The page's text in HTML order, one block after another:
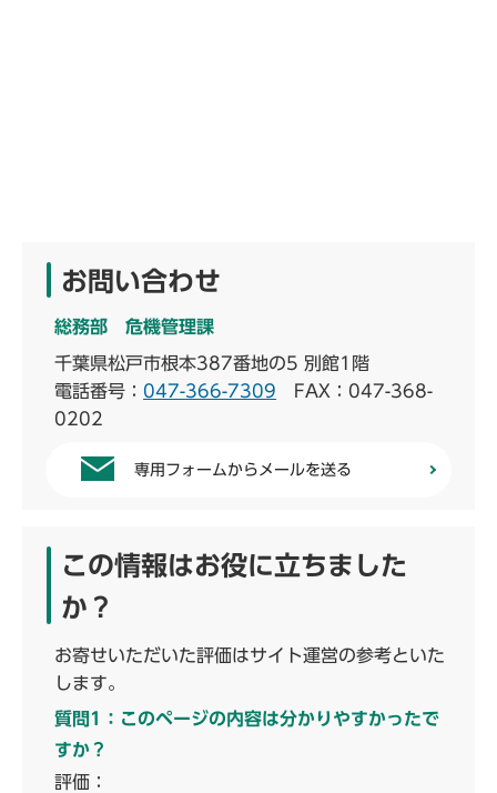
お問い合わせ
総務部 危機管理課
千葉県松戸市根本387番地の5 別館1階
電話番号： 047-366-7309 FAX：047-368-
0202
専用フォームからメールを送る
この情報はお役に立ちました
か？
お寄せいただいた評価はサイト運営の参考といた
します。
質問1：このページの内容は分かりやすかったで
すか？
評価：